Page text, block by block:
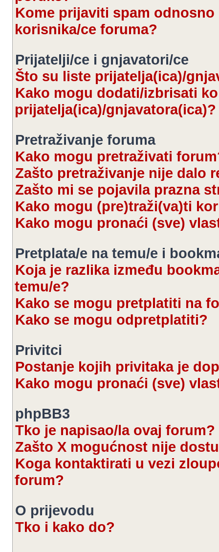
Kome prijaviti spam
korisnika/ce foruma?
Prijatelji/ce i gnjavatori/ce
Što su liste prijatelja(ica)/
Kako mogu dodati/izbrisati
prijatelja(ica)/gnjavatora(ica)?
Pretraživanje foruma
Kako mogu pretraživati
Zašto pretraživanje nije dalo
Zašto mi se pojavila prazna
Kako mogu (pre)traži(va)ti
Kako mogu pronaći (sve)
Pretplata/e na temu/e i
Koja je razlika između
temu/e?
Kako se mogu pretplatiti na
Kako se mogu odpretplatiti?
Privitci
Postanje kojih privitaka je
Kako mogu pronaći (sve)
phpBB3
Tko je napisao/la ovaj forum?
Zašto X mogućnost nije
Koga kontaktirati u vezi
forum?
O prijevodu
Tko i kako do?